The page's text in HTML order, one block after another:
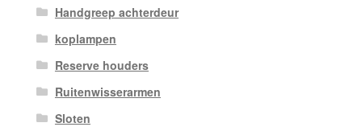
Handgreep achterdeur
koplampen
Reserve houders
Ruitenwisserarmen
Sloten